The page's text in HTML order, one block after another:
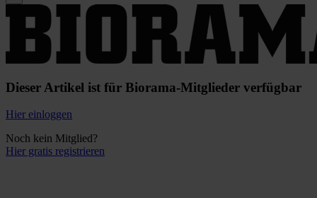
Dieser Artikel ist für Biorama-Mitglieder verfügbar
Hier einloggen
Noch kein Mitglied?
Hier gratis registrieren